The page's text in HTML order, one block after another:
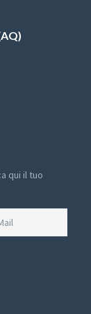
qui il tuo